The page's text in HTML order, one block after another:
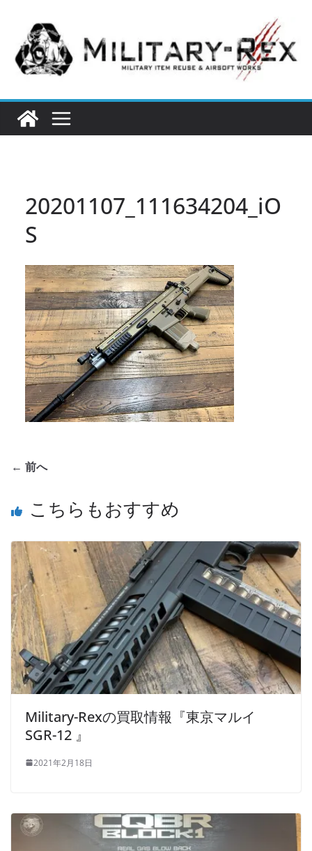
へ
20201107_111634204_iO
S
← 前へ
こちらもおすすめ
Military-Rexの買取情報『東京マルイ
SGR-12 』
2021年2月18日